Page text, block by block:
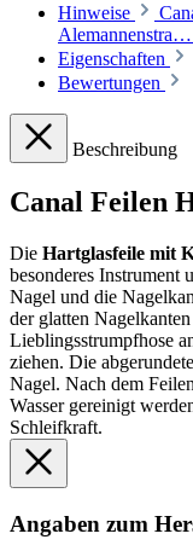
Hinweise
Alemannenstra…
Eigenschaften
Bewertungen
Beschreibung
Canal Feilen
Die Hartglasfeile mit
besonderes Instrument
Nagel und die
der glatten
Lieblingsstrumpfhose
ziehen. Die
Nagel. Nach dem
Wasser gereinigt
Schleifkraft.
Angaben zum